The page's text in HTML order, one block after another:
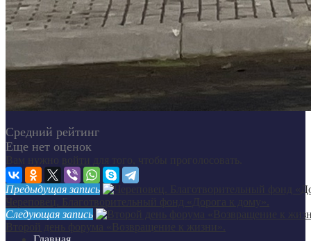
Средний рейтинг
Еще нет оценок
Предыдущая запись
Следующая запись